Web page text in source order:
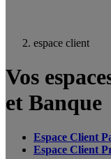
espace client
Vos
et Banque
Espace Client
Espace Client